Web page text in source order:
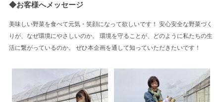
◆お客様へメッセージ
美味しい野菜を食べて元気・笑顔になって欲しいです！ 安心安全な野菜づく
りが、なぜ環境にやさしいのか。 環境を守ることが、どのように私たちの生
活に繋がっているのか。 ぜひ本企画を通して知っていただきたいです！